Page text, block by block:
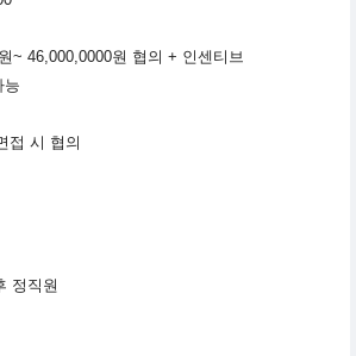
~ 46,000,0000원 협의 + 인센티브
능
접 시 협의
정직원